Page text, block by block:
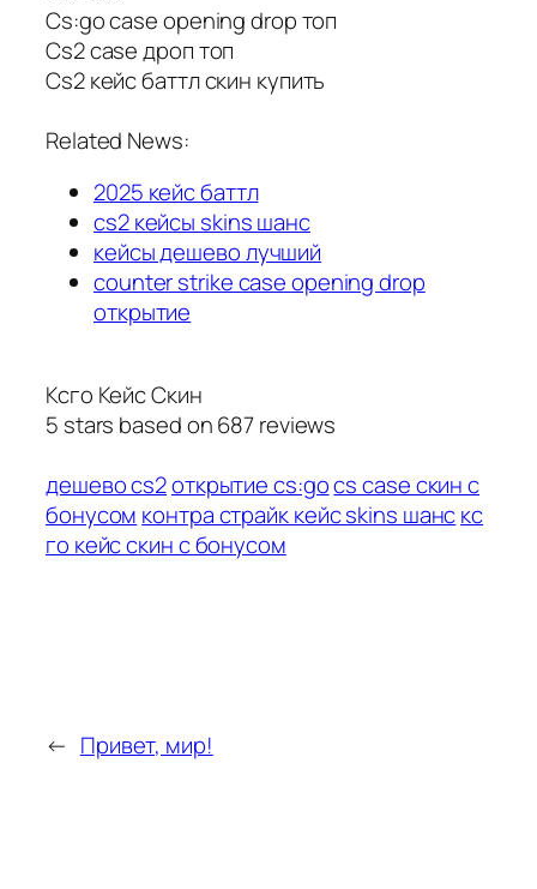
Cs:go case opening drop топ
Cs2 case дроп топ
Cs2 кейс баттл скин купить
Related News:
2025 кейс баттл
cs2 кейсы skins шанс
кейсы дешево лучший
counter strike case opening drop
открытие
Ксго Кейс Скин
5 stars based on687reviews
дешево cs2открытие cs:gocs case скин с
бонусом контра страйк кейс skins шанскс
го кейс скин с бонусом
← Привет, мир!